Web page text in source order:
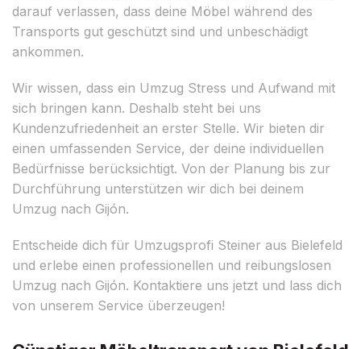
darauf verlassen, dass deine Möbel während des
Transports gut geschützt sind und unbeschädigt
ankommen.
Wir wissen, dass ein Umzug Stress und Aufwand mit
sich bringen kann. Deshalb steht bei uns
Kundenzufriedenheit an erster Stelle. Wir bieten dir
einen umfassenden Service, der deine individuellen
Bedürfnisse berücksichtigt. Von der Planung bis zur
Durchführung unterstützen wir dich bei deinem
Umzug nach Gijón.
Entscheide dich für Umzugsprofi Steiner aus Bielefeld
und erlebe einen professionellen und reibungslosen
Umzug nach Gijón. Kontaktiere uns jetzt und lass dich
von unserem Service überzeugen!